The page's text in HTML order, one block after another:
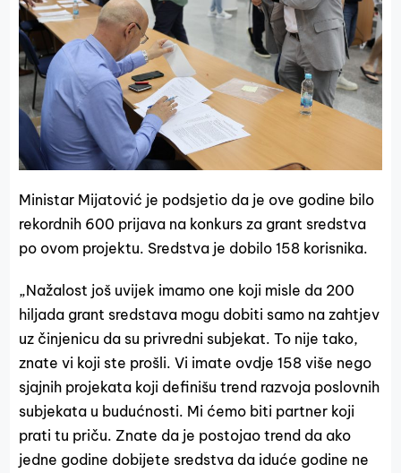
Ministar Mijatović je podsjetio da je ove godine bilo
rekordnih 600 prijava na konkurs za grant sredstva
po ovom projektu. Sredstva je dobilo 158 korisnika.
„Nažalost još uvijek imamo one koji misle da 200
hiljada grant sredstava mogu dobiti samo na zahtjev
uz činjenicu da su privredni subjekat. To nije tako,
znate vi koji ste prošli. Vi imate ovdje 158 više nego
sjajnih projekata koji definišu trend razvoja poslovnih
subjekata u budućnosti. Mi ćemo biti partner koji
prati tu priču. Znate da je postojao trend da ako
jedne godine dobijete sredstva da iduće godine ne